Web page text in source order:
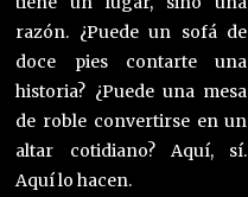
razón. ¿Puede un sofá de
doce pies contarte una
historia? ¿Puede una mesa
de roble convertirse en un
altar cotidiano? Aquí, sí.
Aquí lo hacen.